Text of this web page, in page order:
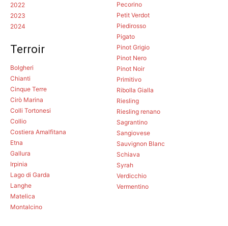
2022
2023
2024
Terroir
Bolgheri
Chianti
Cinque Terre
Cirò Marina
Colli Tortonesi
Collio
Costiera Amalfitana
Etna
Gallura
Irpinia
Lago di Garda
Langhe
Matelica
Montalcino
Pecorino
Petit Verdot
Piedirosso
Pigato
Pinot Grigio
Pinot Nero
Pinot Noir
Primitivo
Ribolla Gialla
Riesling
Riesling renano
Sagrantino
Sangiovese
Sauvignon Blanc
Schiava
Syrah
Verdicchio
Vermentino